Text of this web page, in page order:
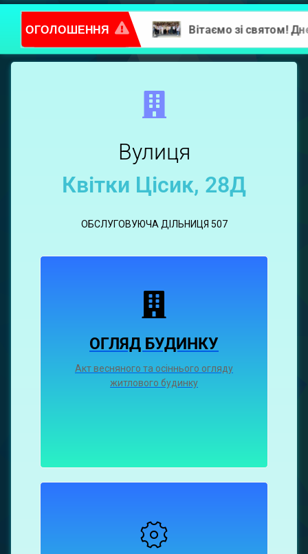
ОГОЛОШЕННЯ
Вулиця
Квітки Цісик, 28Д
ОБСЛУГОВУЮЧА ДІЛЬНИЦЯ 507
ОГЛЯД БУДИНКУ
Акт весняного та осіннього огляду
житлового будинку